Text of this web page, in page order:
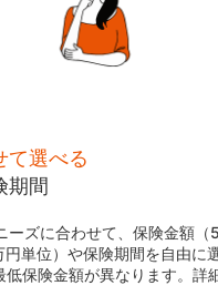
て選べる
期間
ーズに合わせて、保険金額
単位）や保険期間を自由に
保険金額が異なります。詳